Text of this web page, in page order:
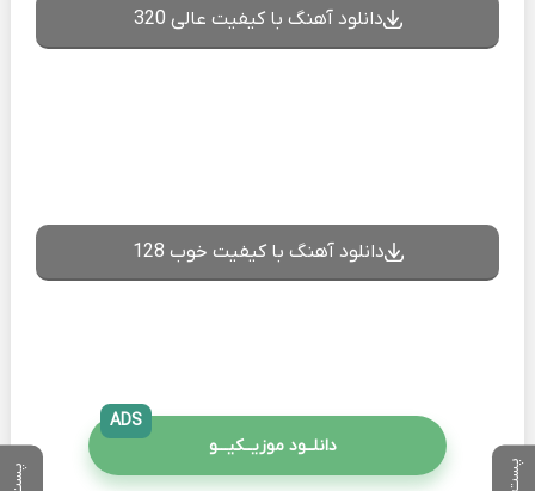
دانلود آهنگ با کیفیت عالی 320
دانلود آهنگ با کیفیت خوب 128
دانلــود موزیــکیـــو
ADS